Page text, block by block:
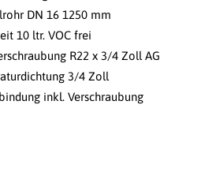
DN 16 1250 mm
10 ltr. VOC frei
R22 x 3/4 Zoll AG
3/4 Zoll
inkl. Verschraubung